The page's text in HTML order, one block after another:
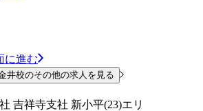
に進む
井校のその他の求人を見る
吉祥寺支社 新小平(23)エリ